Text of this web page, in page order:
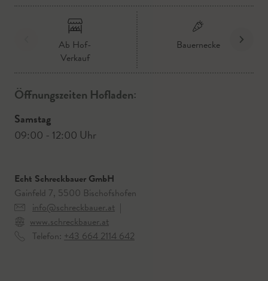
Ab Hof-
Verkauf
Bauernecke
Öffnungszeiten Hofladen:
Samstag
09:00 - 12:00 Uhr
Echt Schreckbauer GmbH
Gainfeld 7, 5500 Bischofshofen
info@schreckbauer.at |
www.schreckbauer.at
Telefon: +43 664 2114 642